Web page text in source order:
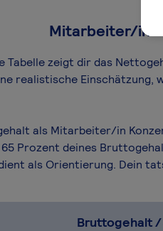
Mitarbeiter/in
Tabelle zeigt dir das
realistische Einschätzung,
als Mitarbeiter/in
Prozent deines
als Orientierung. Dein
Bruttogehalt